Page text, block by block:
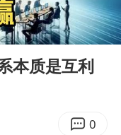
00:16
本质是互利
0